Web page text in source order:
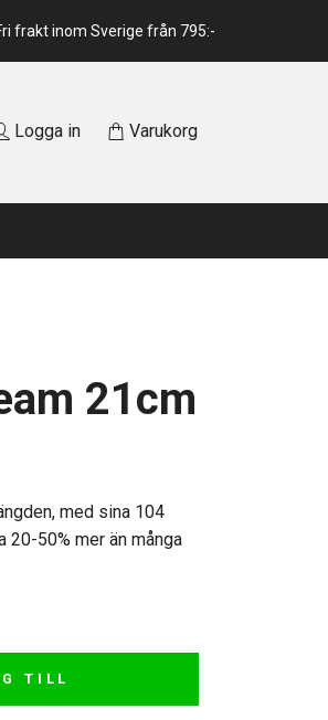
frakt inom Sverige från 795:-
Logga in Varukorg
21cm
med sina 104
20-50% mer än många
TILL